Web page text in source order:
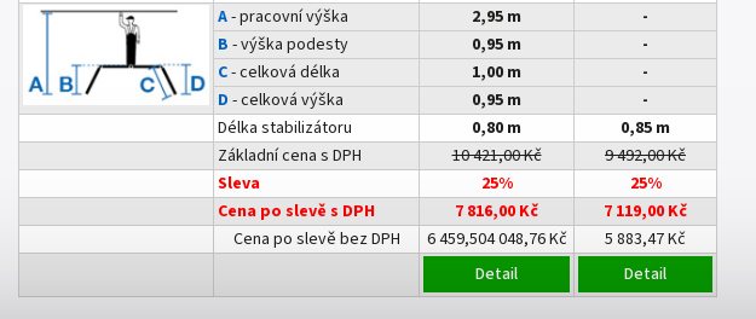
A- pracovní výška 2,95 m
-
B - výška podesty 0,95 m
-
C- celková délka 1,00 m
-
D - celková výška 0,95 m
-
Délka stabilizátoru
0,80 m
0,85 m
Základní cena s DPH
10 421,00 Kč
9 492,00 Kč
Sleva
25%
25%
Cena po slevě s DPH
7 816,00 Kč
7 119,00 Kč
Cena po slevě bez DPH
6 459,504 048,76 Kč
5 883,47 Kč
Detail
Detail